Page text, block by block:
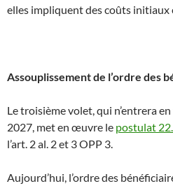
elles impliquent des coûts initiaux
Assouplissement de l’ordre des
Le troisième volet, qui n’entrera
2027, met en œuvre le postulat
l’art. 2 al. 2 et 3 OPP 3.
Aujourd’hui, l’ordre des